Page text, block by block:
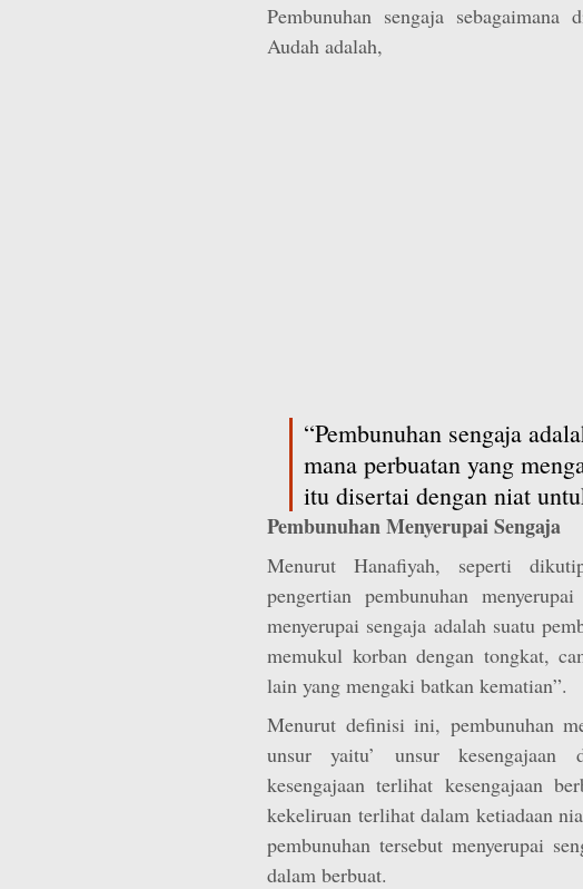
Pembunuhan sengaja
Audah adalah,
“Pembunuhan sengaja
mana perbuatan yang
itu disertai dengan niat
Pembunuhan Menyerupai Sengaja
Menurut Hanafiyah, seperti
pengertian pembunuhan
menyerupai sengaja adalah suatu
memukul korban dengan tongkat,
lain yang mengaki batkan kematian”.
Menurut definisi ini, pembunuhan
unsur yaitu’ unsur kesengajaan
kesengajaan terlihat kesengajaan
kekeliruan terlihat dalam ketiadaan
pembunuhan tersebut menyerupai
dalam berbuat.